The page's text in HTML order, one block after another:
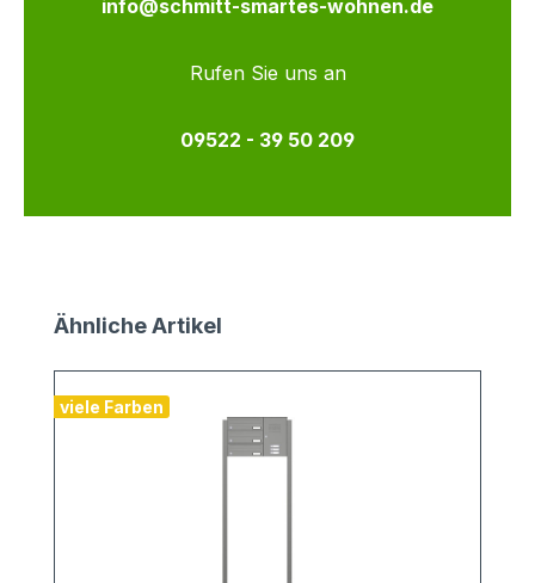
info@schmitt-smartes-wohnen.de
Rufen Sie uns an
09522 - 39 50 209
Produktgalerie überspringen
Ähnliche Artikel
viele Farben